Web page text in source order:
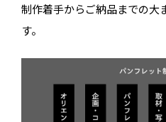
制作着手からご納品までの大
す。